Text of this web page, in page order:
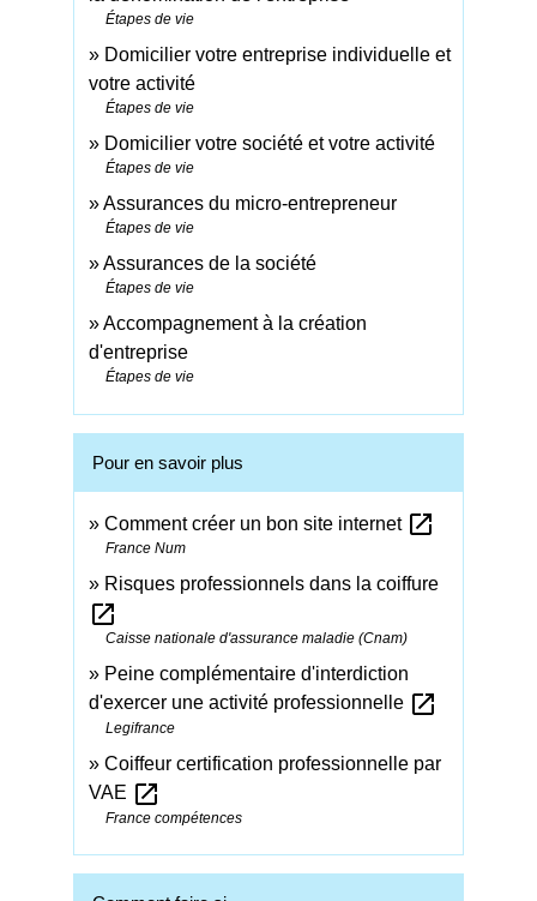
Étapes de vie
Domicilier votre entreprise individuelle et
votre activité
Étapes de vie
Domicilier votre société et votre activité
Étapes de vie
Assurances du micro-entrepreneur
Étapes de vie
Assurances de la société
Étapes de vie
Accompagnement à la création
d'entreprise
Étapes de vie
Pour en savoir plus
Comment créer un bon site internet open_in_new
France Num
Risques professionnels dans la coiffure
open_in_new
Caisse nationale d'assurance maladie (Cnam)
Peine complémentaire d'interdiction
d'exercer une activité professionnelle open_in_new
Legifrance
Coiffeur certification professionnelle par
VAE open_in_new
France compétences